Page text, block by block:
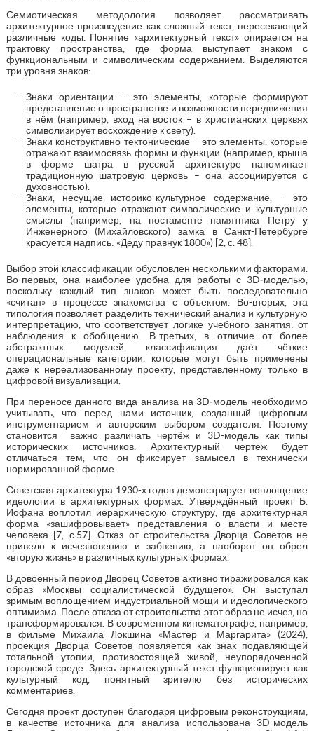
Семиотическая методология позволяет рассматривать
архитектурное произведение как сложный текст, пересекающий
различные коды. Понятие «архитектурный текст» опирается на
трактовку пространства, где форма выступает знаком с
функциональным и символическим содержанием. Выделяются
три уровня знаков:
Знаки ориентации – это элементы, которые формируют
представление о пространстве и возможности передвижения
в нём (например, вход на восток – в христианских церквях
символизирует восхождение к свету).
Знаки конструктивно-тектонические – это элементы, которые
отражают взаимосвязь формы и функции (например, крыша
в форме шатра в русской архитектуре напоминает
традиционную шатровую церковь – она ассоциируется с
духовностью).
Знаки, несущие историко-культурное содержание, – это
элементы, которые отражают символические и культурные
смыслы (например, на постаменте памятника Петру у
Инженерного (Михайловского) замка в Санкт-Петербурге
красуется надпись: «Деду правнук 1800») [2, с. 48].
Выбор этой классификации обусловлен несколькими факторами.
Во-первых, она наиболее удобна для работы с 3D‑моделью,
поскольку каждый тип знаков может быть последовательно
«считан» в процессе знакомства с объектом. Во-вторых, эта
типология позволяет разделить технический анализ и культурную
интерпретацию, что соответствует логике учебного занятия: от
наблюдения к обобщению. В-третьих, в отличие от более
абстрактных моделей, классификация даёт чёткие
операциональные категории, которые могут быть применены
даже к нереализованному проекту, представленному только в
цифровой визуализации.
При переносе данного вида анализа на 3D‑модель необходимо
учитывать, что перед нами источник, созданный цифровым
инструментарием и авторским выбором создателя. Поэтому
становится важно различать чертёж и 3D-модель как типы
исторических источников. Архитектурный чертёж будет
отличаться тем, что он фиксирует замысел в технически
нормированной форме.
Советская архитектура 1930-х годов демонстрирует воплощение
идеологии в архитектурных формах. Утверждённый проект Б.
Иофана воплотил иерархическую структуру, где архитектурная
форма «зашифровывает» представления о власти и месте
человека [7, с.57]. Отказ от строительства Дворца Советов не
привело к исчезновению и забвению, а наоборот он обрел
«вторую жизнь» в различных культурных формах.
В довоенный период Дворец Советов активно тиражировался как
образ «Москвы социалистической будущего». Он выступал
зримым воплощением индустриальной мощи и идеологического
оптимизма. После отказа от строительства этот образ не исчез, но
трансформировался. В современном кинематографе, например,
в фильме Михаила Локшина «Мастер и Маргарита» (2024),
проекция Дворца Советов появляется как знак подавляющей
тотальной утопии, противостоящей живой, неупорядоченной
городской среде. Здесь архитектурный текст функционирует как
культурный код, понятный зрителю без исторических
комментариев.
Сегодня проект доступен благодаря цифровым реконструкциям,
в качестве источника для анализа использована 3D-модель